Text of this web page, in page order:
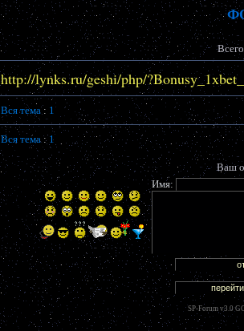
http://lynks.ru/geshi/php/
Вся тема: 1
Вся тема :1
Ваш
Имя:
SP-Forum v3.0